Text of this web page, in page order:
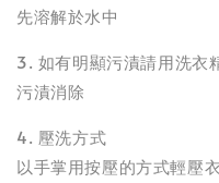
先溶解於水中
3. 如有明顯污漬請用洗衣
污漬消除
4. 壓洗方式
以手掌用按壓的方式輕壓